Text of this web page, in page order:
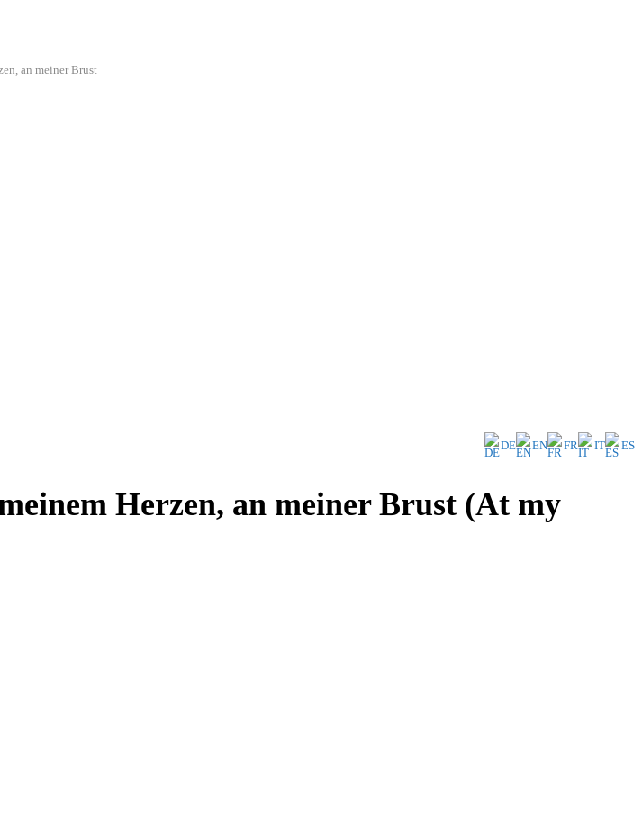
an meiner Brust
DE EN FR IT ES
Herzen, an meiner Brust (At my